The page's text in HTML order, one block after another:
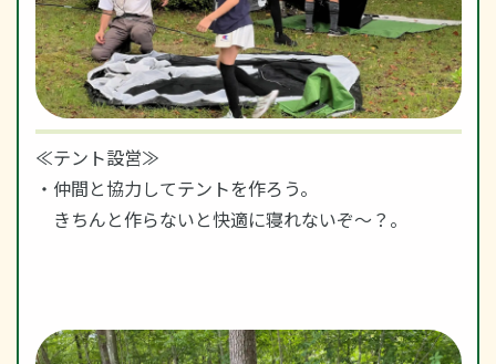
≪テント設営≫
・仲間と協力してテントを作ろう。
きちんと作らないと快適に寝れないぞ～？。